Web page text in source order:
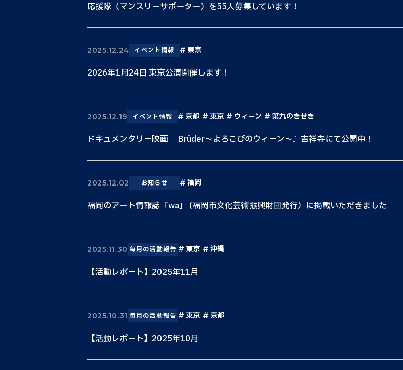
応援隊（マンスリーサポーター）を55人募集しています！
2025.12.24 イベント情報 東京
2026年1月24日 東京公演開催します！
2025.12.19 イベント情報 京都 東京 ウィーン 第九のきせき
ドキュメンタリー映画 『Brüder〜よろこびのウィーン〜』吉祥寺にて公開中！
2025.12.02 お知らせ 福岡
福岡のアート情報誌「wa」 (福岡市文化芸術振興財団発行）に掲載いただきました
2025.11.30 毎月の活動報告 東京 沖縄
【活動レポート】2025年11月
2025.10.31 毎月の活動報告 東京 京都
【活動レポート】2025年10月